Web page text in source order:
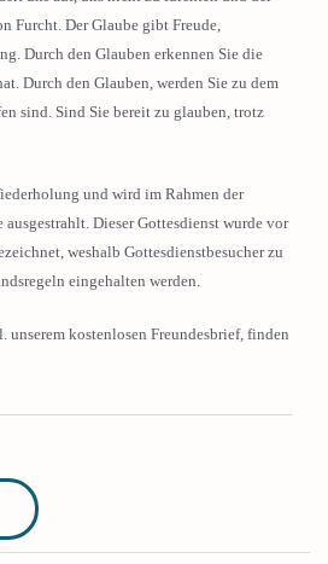
Furcht. Der Glaube gibt Freude,
Durch den Glauben erkennen Sie die
Durch den Glauben, werden Sie zu dem
sind. Sind Sie bereit zu glauben, trotz
und wird im Rahmen der
ausgestrahlt. Dieser Gottesdienst wurde vor
weshalb Gottesdienstbesucher zu
eingehalten werden.
kostenlosen Freundesbrief, finden